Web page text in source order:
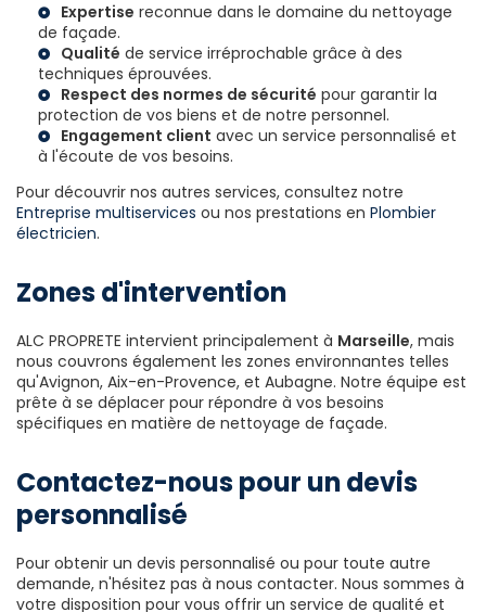
Expertise reconnue dans le domaine du nettoyage
de façade.
Qualité de service irréprochable grâce à des
techniques éprouvées.
Respect des normes de sécurité pour garantir la
protection de vos biens et de notre personnel.
Engagement client avec un service personnalisé et
à l'écoute de vos besoins.
Pour découvrir nos autres services, consultez notre
Entreprise multiservices ou nos prestations en Plombier
électricien.
Zones d'intervention
ALC PROPRETE intervient principalement à Marseille, mais
nous couvrons également les zones environnantes telles
qu'Avignon, Aix-en-Provence, et Aubagne. Notre équipe est
prête à se déplacer pour répondre à vos besoins
spécifiques en matière de nettoyage de façade.
Contactez-nous pour un devis
personnalisé
Pour obtenir un devis personnalisé ou pour toute autre
demande, n'hésitez pas à nous contacter. Nous sommes à
votre disposition pour vous offrir un service de qualité et